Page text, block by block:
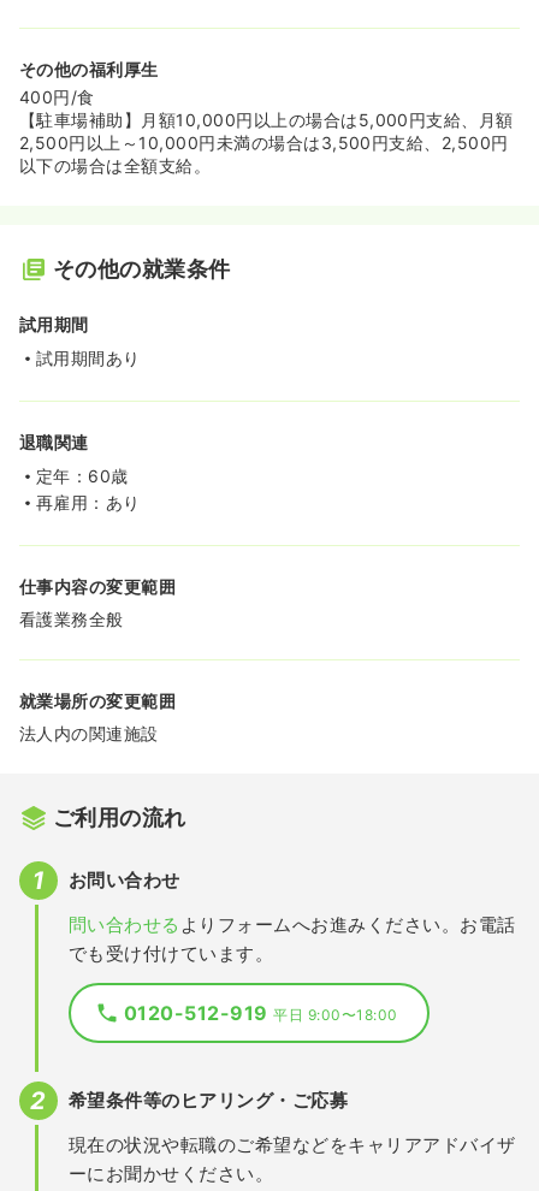
その他の福利厚生
400円/食
【駐車場補助】月額10,000円以上の場合は5,000円支給、月額
2,500円以上～10,000円未満の場合は3,500円支給、2,500円
以下の場合は全額支給。
その他の就業条件
試用期間
試用期間あり
退職関連
定年：60歳
再雇用：あり
仕事内容の変更範囲
看護業務全般
就業場所の変更範囲
法人内の関連施設
ご利用の流れ
お問い合わせ
問い合わせる よりフォームへお進みください。お電話
でも受け付けています。
0120-512-919平日 9:00〜18:00
希望条件等のヒアリング・ご応募
現在の状況や転職のご希望などをキャリアアドバイザ
ーにお聞かせください。